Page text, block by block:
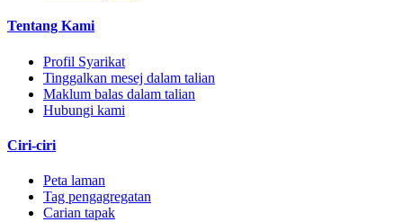
Tentang Kami
Profil Syarikat
Tinggalkan mesej dalam talian
Maklum balas dalam talian
Hubungi kami
Ciri-ciri
Peta laman
Tag pengagregatan
Carian tapak